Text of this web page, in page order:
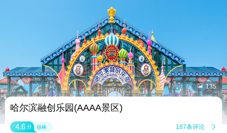
 135
哈尔滨融创乐园(AAAA景区)
4.6 分 很棒 187条评论 